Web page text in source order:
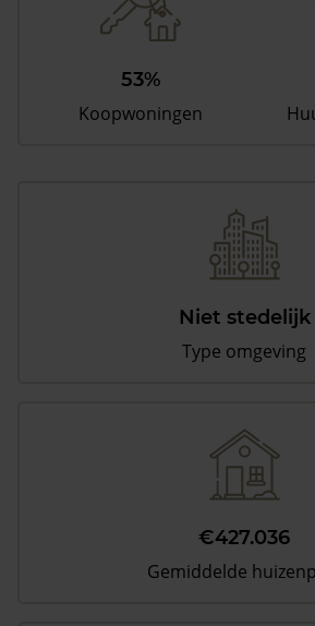
53%
Koopwoningen
Niet stedelijk
Type omgeving
€427.036
Gemiddelde